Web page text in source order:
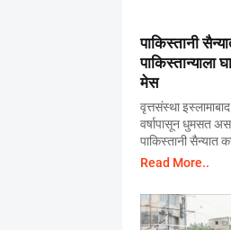
पाकिस्तानी
पाकिस्तान्याला
मेस
वृत्तसंस्था
वर्षापासून धुमसत
पाकिस्तानी सैन्यात
Read More..